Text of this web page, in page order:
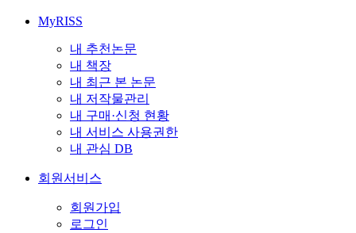
MyRISS
내 추천논문
내 책장
내 최근 본 논문
내 저작물관리
내 구매·신청 현황
내 서비스 사용권한
내 관심 DB
회원서비스
회원가입
로그인